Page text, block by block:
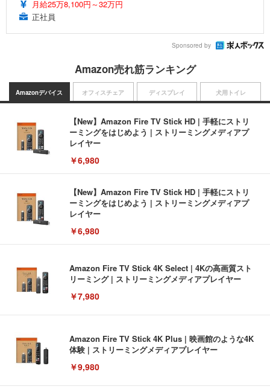
月給25万8,100円～32万円
正社員
Sponsored by
Amazon売れ筋ランキング
Amazonデバイス
【New】Amazon Fire TV Stick HD | 手軽にストリ
ーミングをはじめよう | ストリーミングメディアプ
レイヤー
￥6,980
【New】Amazon Fire TV Stick HD | 手軽にストリ
ーミングをはじめよう | ストリーミングメディアプ
レイヤー
￥6,980
Amazon Fire TV Stick 4K Select | 4Kの高画質スト
リーミング | ストリーミングメディアプレイヤー
￥7,980
Amazon Fire TV Stick 4K Plus | 映画館のような4K
体験 | ストリーミングメディアプレイヤー
￥9,980
オフィスチェア ディスプレイ 犬用トイレ